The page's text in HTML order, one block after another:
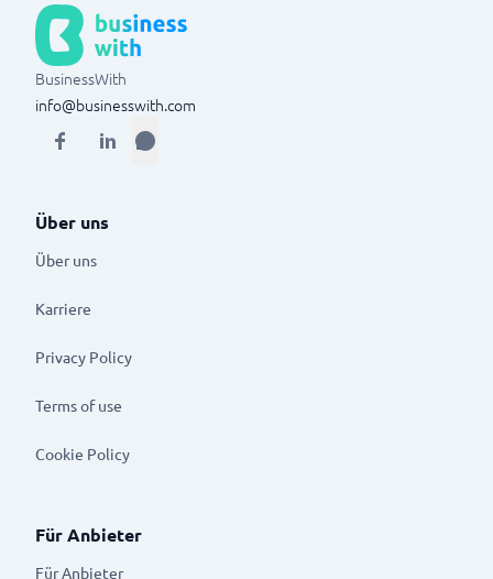
BusinessWith
info@businesswith.com
Über uns
Über uns
Karriere
Privacy Policy
Terms of use
Cookie Policy
Für Anbieter
Für Anbieter